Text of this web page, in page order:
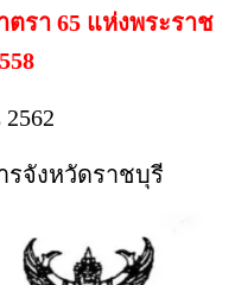
รา 65 แห่งพระราช
รจังหวัดราชบุรี